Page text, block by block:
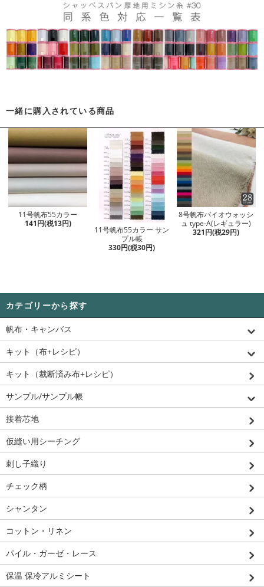
一緒に購入されている商品
11号帆布55カラー
141円(税13円)
11号帆布55カラー サン
プル帳
330円(税30円)
8号帆布バイオウォッシ
ュ type-A(レギュラー)
321円(税29円)
カテゴリーから探す
帆布・キャンバス
キット（布+レシピ）
キット（裁断済み布+レシピ）
サンプル/サンプル帳
接着芯地
仮縫い用シーチング
刺し子織り
チェック柄
シャンタン
コットン・リネン
パイル・ガーゼ・レース
保温 保冷アルミシート